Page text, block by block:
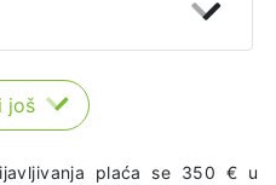
još
plaća se 350 € u